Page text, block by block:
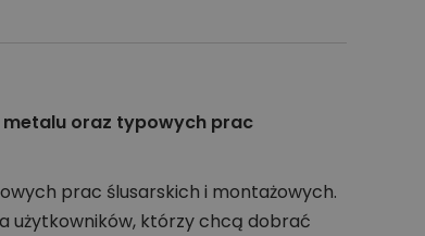
metalu oraz typowych prac
prac ślusarskich i montażowych.
użytkowników, którzy chcą dobrać